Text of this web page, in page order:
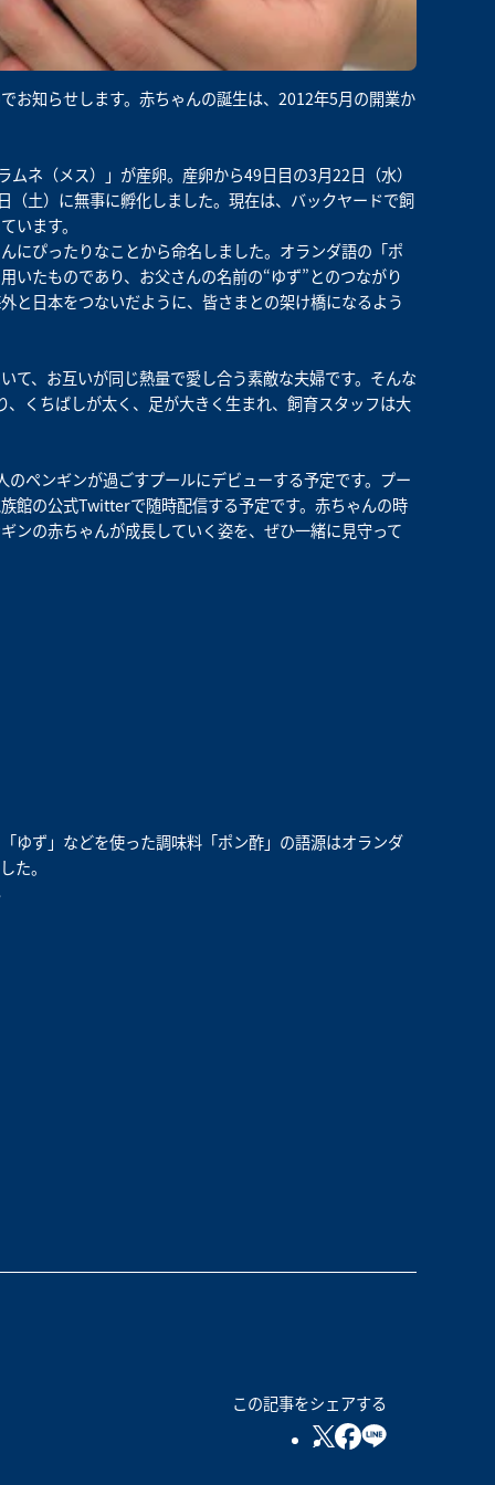
お知らせします。赤ちゃんの誕生は、2012年5月の開業か
ネ（メス）」が産卵。産卵から49日目の3月22日（水）
土）に無事に孵化しました。現在は、バックヤードで飼
います。
にぴったりなことから命名しました。オランダ語の「ポ
いたものであり、お父さんの名前の“ゆず”とのつながり
と日本をつないだように、皆さまとの架け橋になるよう
て、お互いが同じ熱量で愛し合う素敵な夫婦です。そんな
くちばしが太く、足が大きく生まれ、飼育スタッフは大
ペンギンが過ごすプールにデビューする予定です。プー
館の公式Twitterで随時配信する予定です。赤ちゃんの時
ンの赤ちゃんが成長していく姿を、ぜひ一緒に見守って
ゆず」などを使った調味料「ポン酢」の語源はオランダ
た。
この記事をシェアする